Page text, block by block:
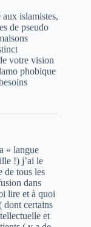
islamistes,
de pseudo
votre vision
phobique
« langue
!) j’ai le
de tous les
dans
lire et à quoi
dont certains
et